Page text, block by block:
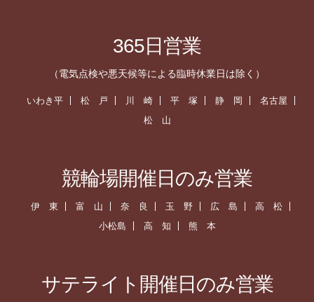
365日営業
（電気点検や悪天候等による臨時休業日は除く）
いわき平 松 戸 川 崎 平 塚 静 岡
名古屋
松 山
競輪場開催日のみ営業
伊 東 富 山 奈 良 玉 野 広 島
高 松
小松島
高 知 熊 本
サテライト開催日のみ営業